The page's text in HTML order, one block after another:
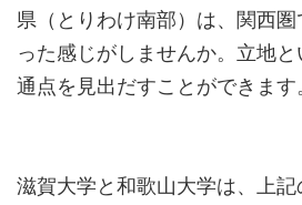
県（とりわけ南部）は、関西
った感じがしませんか。立地
通点を見出だすことができます
滋賀大学と和歌山大学は、上